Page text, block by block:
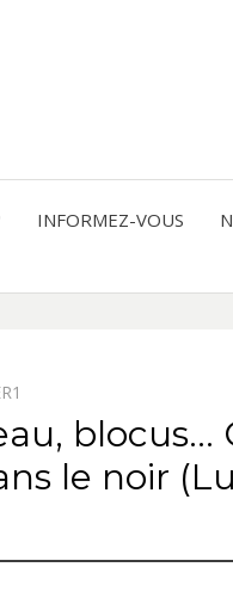
INFORMEZ-VOUS
blocus…
le noir